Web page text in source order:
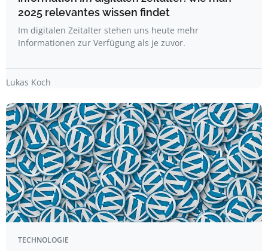
2025 relevantes wissen findet
Im digitalen Zeitalter stehen uns heute mehr
Informationen zur Verfügung als je zuvor.
Lukas Koch
TECHNOLOGIE